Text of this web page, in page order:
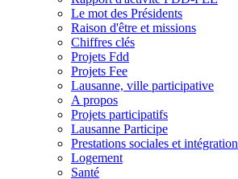
Le mot des Présidents
Raison d'être et missions
Chiffres clés
Projets Fdd
Projets Fee
Lausanne, ville participative
A propos
Projets participatifs
Lausanne Participe
Prestations sociales et intégration
Logement
Santé